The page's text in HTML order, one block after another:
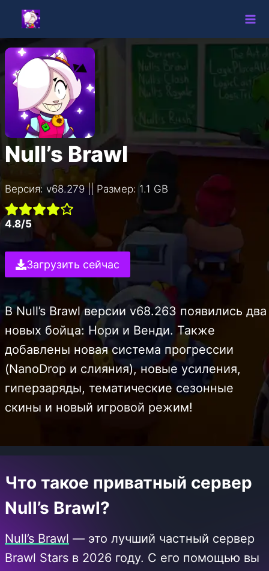
Перейти
содержимому
Null’s Brawl
Версия: v68.279 || Размер: 1.1 GB
4.8/5
Загрузить сейчас
В Null’s Brawl версии v68.263 появились два
новых бойца: Нори и Венди. Также
добавлены новая система прогрессии
(NanoDrop и слияния), новые усиления,
гиперзаряды, тематические сезонные
скины и новый игровой режим!
Что такое приватный сервер
Null’s Brawl?
Null’s Brawl — это лучший частный сервер
Brawl Stars в 2026 году. С его помощью вы